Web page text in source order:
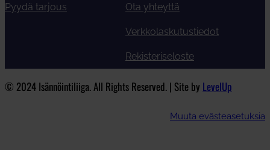
Pyydä tarjous Ota yhteyttä
Verkkolaskutustiedot
Rekisteriseloste
© 2024 Isännöintiliiga. All Rights Reserved. | Site by LevelUp
Muuta evästeasetuksia